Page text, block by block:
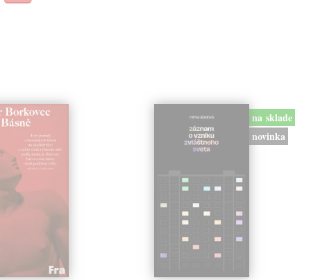
na sklade
novinka